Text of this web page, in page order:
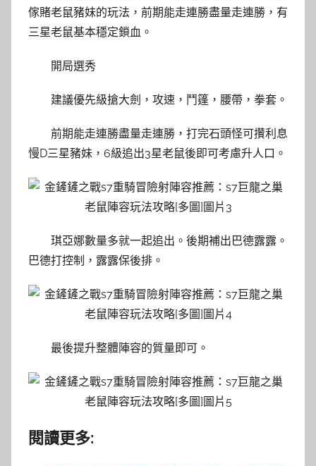
傢賭老鼠豬妹的玩法，前期能走連勝盡量走連勝，有
三星老鼠基本穩定鎖血。
開局選秀
建議優先級搶大劍，攻速，鬥篷，腰帶，拳套。
前期能走連勝盡量走連勝，打完石頭怪可攢利息
慢D三星豬妹，6級追出3星老鼠後即可考慮升人口。
琪亞娜數量多就一起追出。後期補出巴德露露。
巴德打控制，露露保後排。
最後提升整體陣容的質量即可。
閱讀更多: